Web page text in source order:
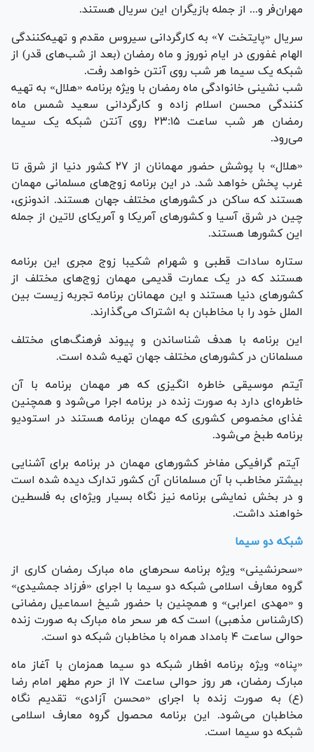
مهران‌فر و... از جمله بازیگران این سریال هستند.
سریال «پایتخت ۷» به کارگردانی سیروس مقدم و تهیه‌کنندگی
الهام غفوری در ایام نوروز و ماه رمضان (بعد از شب‌های قدر) از
شبکه یک سیما هر شب روی آنتن خواهد رفت.
شب نشینی خانوادگی ماه رمضان با ویژه برنامه «هلال» به تهیه
کنندگی محسن اسلام زاده و کارگردانی سعید شمس ماه
رمضان هر شب ساعت ۲۳:۱۵ روی آنتن شبکه یک سیما
می‌رود.
«هلال» با پوشش حضور مهمانان از ۲۷ کشور دنیا از شرق تا
غرب پخش خواهد شد. در این برنامه زوج‌های مسلمانی مهمان
هستند که ساکن در کشور‌های مختلف جهان هستند. اندونزی،
چین در شرق آسیا و کشور‌های آمریکا و آمریکای لاتین از جمله
این کشور‌ها هستند.
ستاره سادات قطبی و شهرام شکیبا زوج مجری این برنامه
هستند که در یک عمارت قدیمی مهمان زوج‌های مختلف از
کشور‌های دنیا هستند و این مهمانان برنامه تجربه زیست بین
الملل خود را با مخاطبان به اشتراک می‌گذارند.
این برنامه با هدف شناساندن و پیوند فرهنگ‌های مختلف
مسلمانان در کشور‌های مختلف جهان تهیه شده است.
آیتم موسیقی خاطره انگیزی که هر مهمان برنامه با آن
خاطره‌ای دارد به صورت زنده در برنامه اجرا می‌شود و همچنین
غذای مخصوص کشوری که مهمان برنامه هستند در استودیو
برنامه طبخ می‌شود.
آیتم گرافیکی مفاخر کشور‌های مهمان در برنامه برای آشنایی
بیشتر مخاطب با آن مسلمانان آن کشور تدارک دیده شده است
و در بخش نمایشی برنامه نیز نگاه بسیار ویژه‌ای به فلسطین
خواهند داشت.
شبکه دو سیما
«سحرنشینی» ویژه برنامه سحر‌های ماه مبارک رمضان کاری از
گروه معارف اسلامی شبکه دو سیما با اجرای «فرزاد جمشیدی»
و «مهدی اعرابی» و همچنین با حضور شیخ اسماعیل رمضانی
(کارشناس مذهبی) است که هر سحر ماه مبارک به صورت زنده
حوالی ساعت ۴ بامداد همراه با مخاطبان شبکه دو است.
«پناه» ویژه برنامه افطار شبکه دو سیما همزمان با آغاز ماه
مبارک رمضان، هر روز حوالی ساعت ۱۷ از حرم مطهر امام رضا
(ع) به صورت زنده با اجرای «محسن آزادی» تقدیم نگاه
مخاطبان می‌شود. این برنامه محصول گروه معارف اسلامی
شبکه دو سیما است.